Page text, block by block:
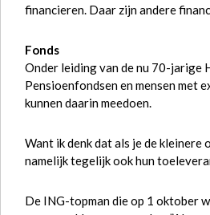
financieren. Daar zijn andere
Fonds
Onder leiding van de nu 70-jarige
Pensioenfondsen en mensen met
kunnen daarin meedoen.
Want ik denk dat als je de
namelijk tegelijk ook hun
De ING-topman die op 1 oktober